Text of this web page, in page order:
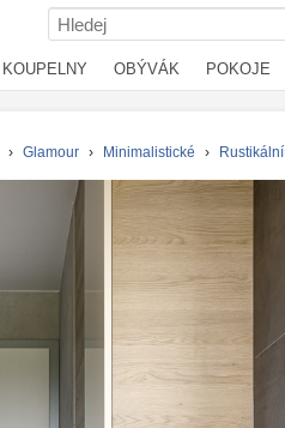
KOUPELNY OBÝVÁK POKOJE
› Glamour › Minimalistické › Rustikální